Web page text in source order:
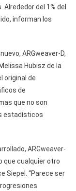
del 1% del
informan los
ARGweaver-D,
Hubisz de la
original de
de
que no son
estadísticos
ARGweaver-
que cualquier otro
Siepel. “Parece ser